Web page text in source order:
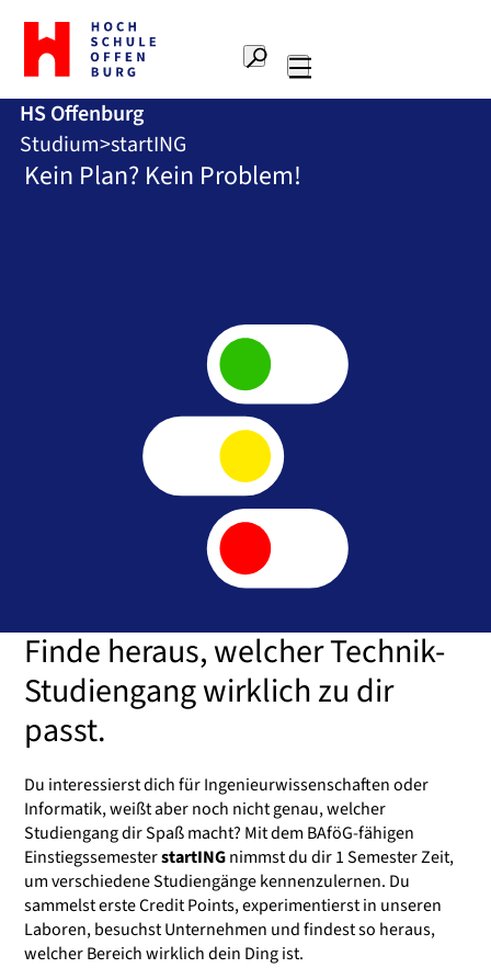
Zur
Startseite
Hochschule
Offenburg
Suche
Hauptnavigation
HS Offenburg
Studium startING
Kein Plan? Kein Problem!
Finde heraus, welcher Technik-
Studiengang wirklich zu dir
passt.
Du interessierst dich für Ingenieurwissenschaften oder
Informatik, weißt aber noch nicht genau, welcher
Studiengang dir Spaß macht? Mit dem BAföG-fähigen
EinstiegssemesterstartINGnimmst du dir 1 Semester Zeit,
um verschiedene Studiengänge kennenzulernen. Du
sammelst erste Credit Points, experimentierst in unseren
Laboren, besuchst Unternehmen und findest so heraus,
welcher Bereich wirklich dein Ding ist.